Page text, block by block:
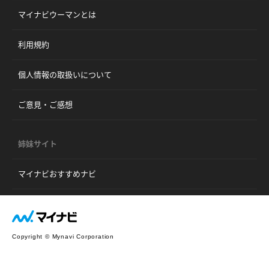
マイナビウーマンとは
利用規約
個人情報の取扱いについて
ご意見・ご感想
姉妹サイト
マイナビおすすめナビ
Copyright © Mynavi Corporation